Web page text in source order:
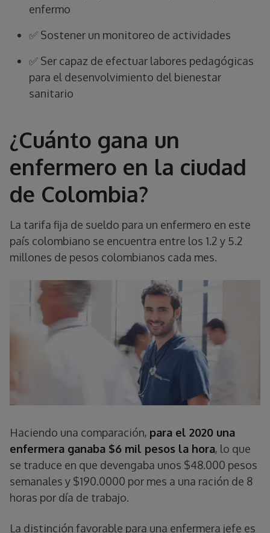
enfermo
✅ Sostener un monitoreo de actividades
✅ Ser capaz de efectuar labores pedagógicas
para el desenvolvimiento del bienestar
sanitario
¿Cuánto gana un
enfermero en la ciudad
de Colombia?
La tarifa fija de sueldo para un enfermero en este
país colombiano se encuentra entre los 1.2 y 5.2
millones de pesos colombianos cada mes.
Haciendo una comparación, para el 2020 una
enfermera ganaba $6 mil pesos la hora, lo que
se traduce en que devengaba unos $48.000 pesos
semanales y $190.0000 por mes a una ración de 8
horas por día de trabajo.
La distinción favorable para una enfermera jefe es